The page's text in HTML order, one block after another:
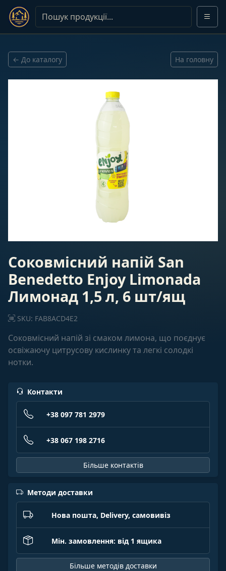
← До каталогу На головну
Соковмісний напій San
Benedetto Enjoy Limonada
Лимонад 1,5 л, 6 шт/ящ
SKU: FAB8ACD4E2
Соковмісний напій зі смаком лимона, що поєднує
освіжаючу цитрусову кислинку та легкі солодкі
нотки.
Контакти
+38 097 781 2979
+38 067 198 2716
Більше контактів
Методи доставки
Нова пошта, Delivery, самовивіз
Мін. замовлення: від 1 ящика
Більше методів доставки